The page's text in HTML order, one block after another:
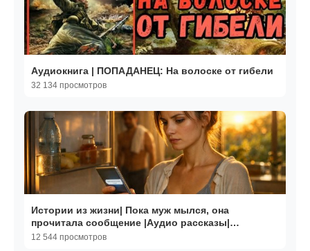
Аудиокнига | ПОПАДАНЕЦ: На волоске от гибели
32 134 просмотров
Истории из жизни| Пока муж мылся, она
прочитала сообщение |Аудио рассказы|
Жизненные истории
12 544 просмотров